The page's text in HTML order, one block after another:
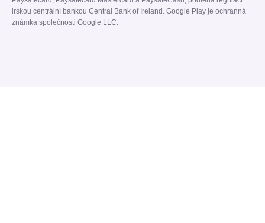
irskou centrální bankou Central Bank of Ireland. Google Play je ochranná
známka společnosti Google LLC.